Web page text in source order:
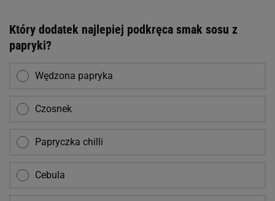
Który dodatek najlepiej podkręca smak sosu z
papryki?
Wędzona papryka
Czosnek
Papryczka chilli
Cebula